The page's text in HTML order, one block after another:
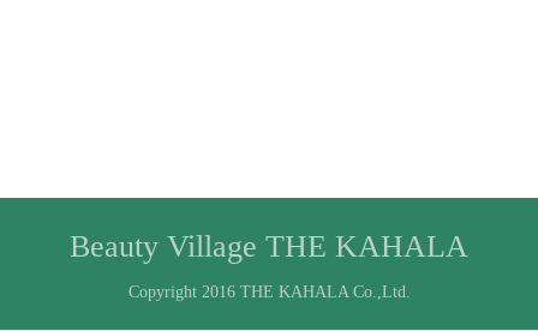
Beauty Village THE KAHALA
Copyright 2016 THE KAHALA Co.,Ltd.